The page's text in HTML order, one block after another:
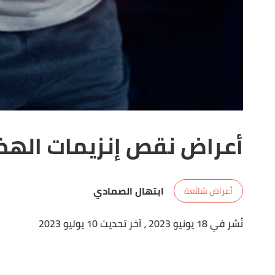
أعراض نقص إنزيمات
أعراض شائعة
ابتهال الصمادي
نُشر في 18 يونيو 2023
، آخر تحديث 10 يوليو 2023